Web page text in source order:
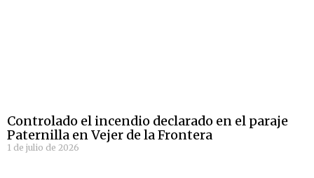
Controlado el incendio declarado en el paraje
Paternilla en Vejer de la Frontera
1 de julio de 2026